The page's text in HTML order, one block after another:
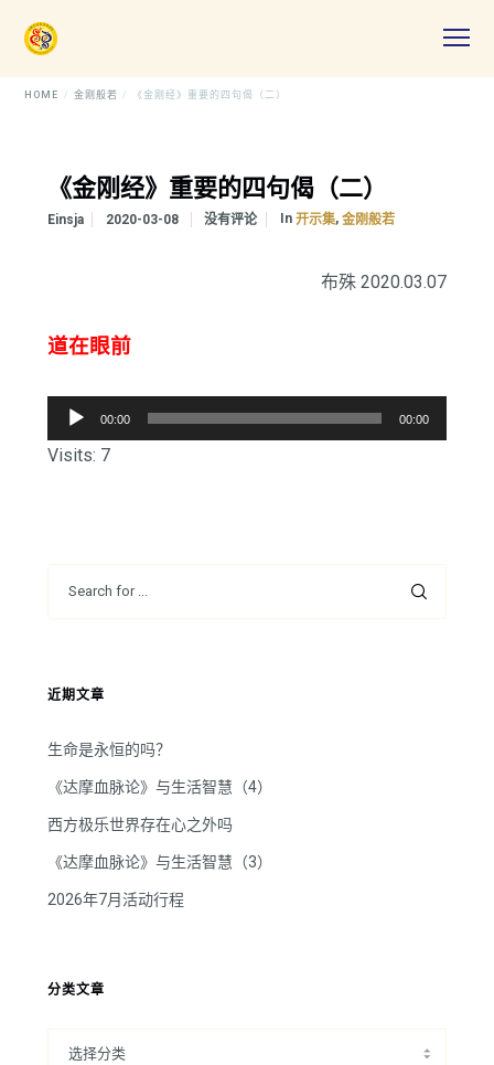
HOME 金刚般若 《金刚经》重要的四句偈（二）
《金刚经》重要的四句偈（二）
Einsja 2020-03-08 没有评论 In 开示集, 金刚般若
布殊 2020.03.07
道在眼前
频
00:00 00:00
Visits: 7
近期文章
生命是永恒的吗？
《达摩血脉论》与生活智慧（4）
西方极乐世界存在心之外吗
《达摩血脉论》与生活智慧（3）
2026年7月活动行程
分类文章